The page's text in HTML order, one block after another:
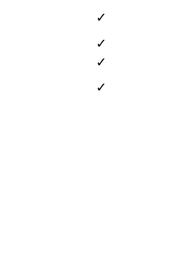
✓
✓
✓
✓